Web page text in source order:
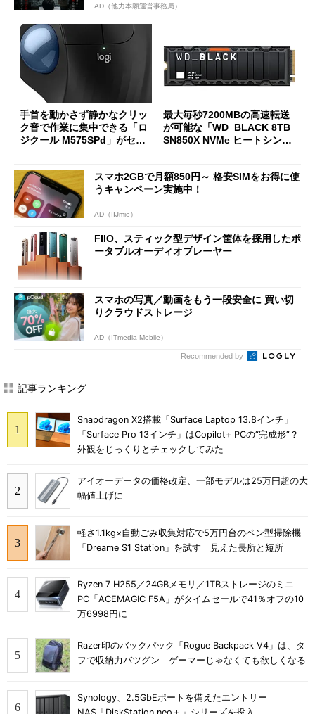
AD（他力本願運営事務局）
手首を動かさず静かなクリッ
ク音で作業に集中できる「ロ
ジクール M575SPd」がセー
最大毎秒7200MBの高速転送
が可能な「WD_BLACK 8TB
SN850X NVMe ヒートシンク
スマホ2GBで月額850円～ 格安SIMをお得に使
うキャンペーン実施中！
AD（IIJmio）
FIIO、スティック型デザイン筐体を採用したポ
ータブルオーディオプレーヤー
スマホの写真／動画をもう一段安全に 買い切
りクラウドストレージ
AD（ITmedia Mobile）
Recommended by
記事ランキング
Snapdragon X2搭載「Surface Laptop 13.8インチ」
「Surface Pro 13インチ」はCopilot+ PCの“完成形”？
外観をじっくりとチェックしてみた
アイオーデータの価格改定、一部モデルは25万円超の大
幅値上げに
軽さ1.1kg×自動ごみ収集対応で5万円台のペン型掃除機
「Dreame S1 Station」を試す 見えた長所と短所
Ryzen 7 H255／24GBメモリ／1TBストレージのミニ
PC「ACEMAGIC F5A」がタイムセールで41％オフの10
万6998円に
Razer印のバックパック「Rogue Backpack V4」は、タ
フで収納力バツグン ゲーマーじゃなくても欲しくなる
Synology、2.5GbEポートを備えたエントリー